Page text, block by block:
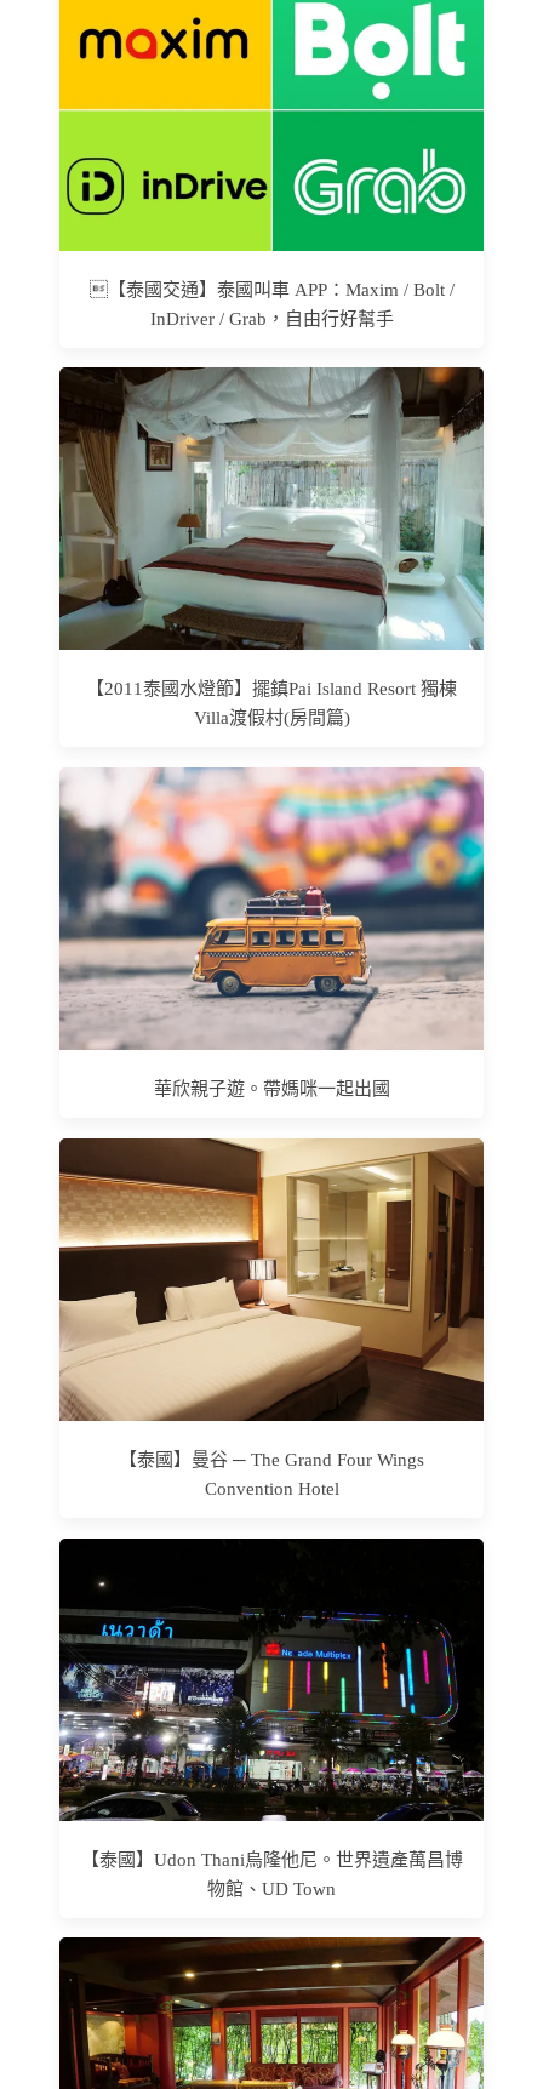
【泰國交通】泰國叫車 APP：Maxim / Bolt /
InDriver / Grab，自由行好幫手
【2011泰國水燈節】擺鎮Pai Island Resort 獨棟
Villa渡假村(房間篇)
華欣親子遊。帶媽咪一起出國
【泰國】曼谷 ─ The Grand Four Wings
Convention Hotel
【泰國】Udon Thani烏隆他尼。世界遺產萬昌博
物館、UD Town